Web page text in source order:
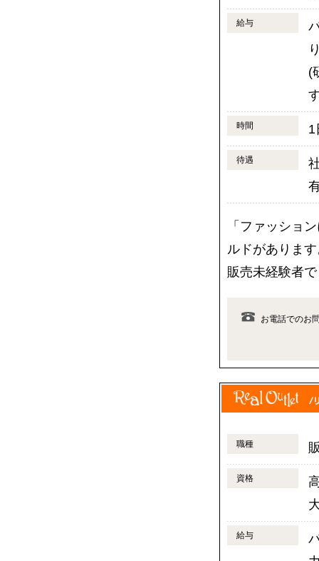
給与
(
時間 1
待遇
「ファッショ
ルドがありま
販売未経験者
お電話でのお
職種
資格
給与